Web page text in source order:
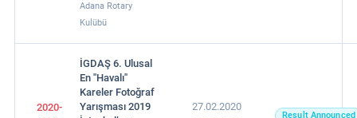
Adana Rotary
Kulübü
2020-
İGDAŞ 6. Ulusal
En ''Havalı''
Kareler Fotoğraf
Yarışması 2019
27.02.2020
Result Announced